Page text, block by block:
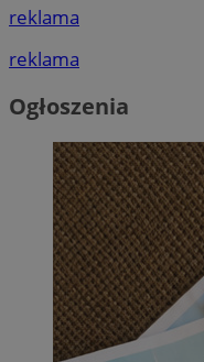
reklama
reklama
Ogłoszenia